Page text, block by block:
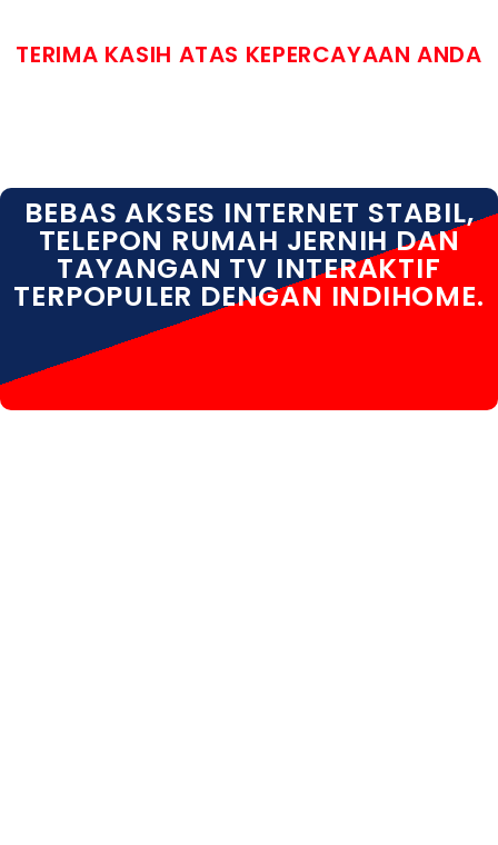
TERIMA KASIH ATAS KEPERCAYAAN ANDA
BEBAS AKSES INTERNET STABIL,
TELEPON RUMAH JERNIH DAN
TAYANGAN TV INTERAKTIF
TERPOPULER DENGAN INDIHOME.